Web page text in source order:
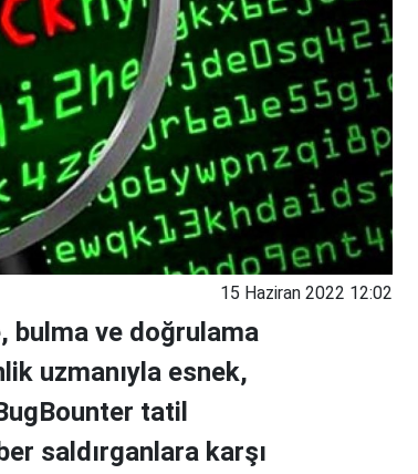
15 Haziran 2022 12:02
bulma ve doğrulama
uzmanıyla esnek,
tatil
saldırganlara karşı